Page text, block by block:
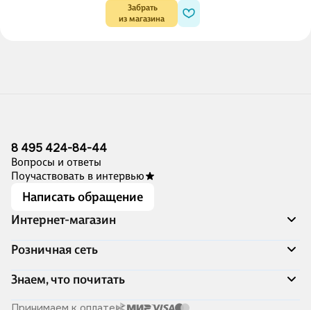
Забрать
из магазина
8 495 424-84-44
Вопросы и ответы
Поучаствовать в интервью
Написать обращение
Интернет-магазин
Акции
Доставка и оплата
Программа лояльности
Подарочные сертификаты
Розничная сеть
Адреса магазинов
Книжный Дозор
О компании
Знаем, что почитать
Скоро в продаже